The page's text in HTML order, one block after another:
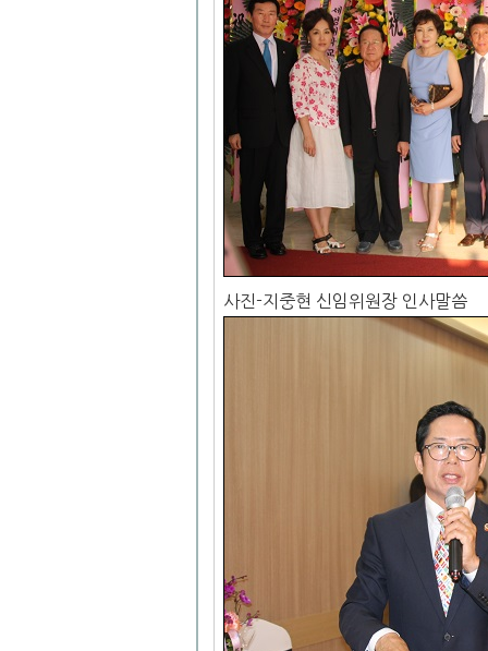
사진-지중현 신임위원장 인사말씀